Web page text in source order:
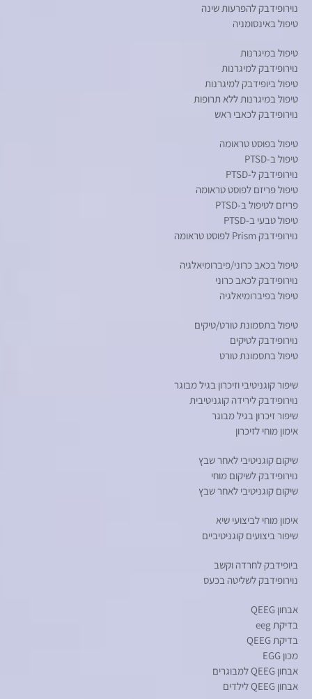
נוירופידבק להפרעות שינה
טיפול באינסומניה
טיפול במיגרנות
נוירופידבק למיגרנות
טיפול ביופידבק למיגרנות
טיפול במיגרנות ללא תרופות
נוירופידבק לכאבי ראש
טיפול בפוסט טראומה
טיפול ב-PTSD
נוירופידבק ל-PTSD
טיפול פריזם לפוסט טראומה
פריזם לטיפול ב-PTSD
טיפול טבעי ב-PTSD
נוירופידבק Prism לפוסט טראומה
טיפול בכאב כרוני/פיברומיאלגיה
נוירופידבק לכאב כרוני
טיפול בפיברומיאלגיה
טיפול בתסמונת טורט/טיקים
נוירופידבק לטיקים
טיפול בתסמונת טורט
שיפור קוגניטיבי וזיכרון בגיל מבוגר
נוירופידבק לירידה קוגניטיבית
שיפור זיכרון בגיל מבוגר
אימון מוחי לזיכרון
שיקום קוגניטיבי לאחר שבץ
נוירופידבק לשיקום מוחי
שיקום קוגניטיבי לאחר שבץ
אימון מוחי לביצועי שיא
שיפור ביצועים קוגניטיביים
ביופידבק לחרדה וקשב
נוירופידבק לשליטה בכעס
אבחון QEEG
בדיקת eeg
בדיקת QEEG
מכון EGG
אבחון QEEG למבוגרים
אבחון QEEG לילדים